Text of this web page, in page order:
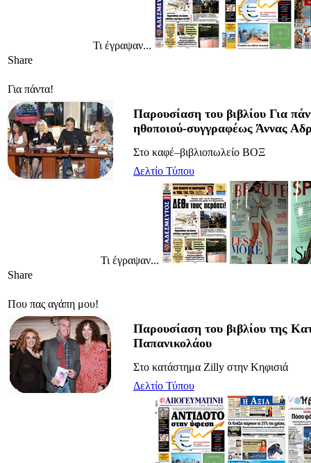
Τι έγραψαν...
Share
Για πάντα!
Παρουσίαση του βιβλίου Για
ηθοποιού-συγγραφέως Άννας
Στο καφέ–βιβλιοπωλείο ΒΟΞ
Δελτίο Τύπου
Τι έγραψαν...
Share
Που πας αγάπη μου!
Παρουσίαση του βιβλίου της
Παπανικολάου
Στο κατάστημα Zilly στην Κηφισιά
Δελτίο Τύπου